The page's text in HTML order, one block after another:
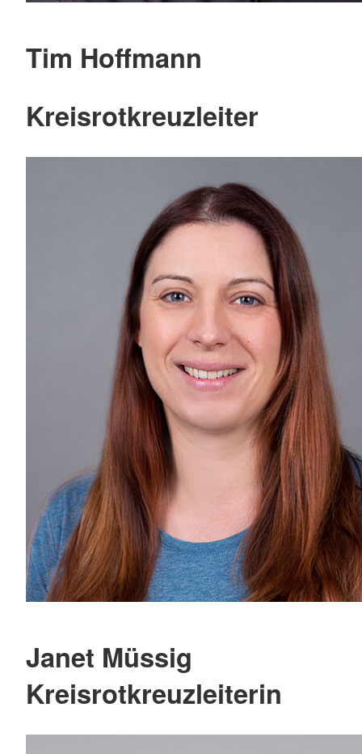
Tim Hoffmann
Kreisrotkreuzleiter
Janet Müssig
Kreisrotkreuzleiterin